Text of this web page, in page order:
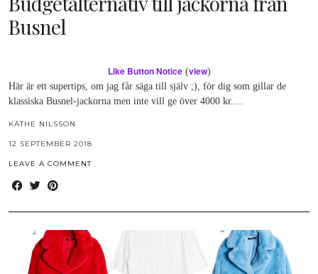
Busnel
Like Button Notice(view)
Här är ett supertips, om jag får säga till själv ;), för dig som gillar de
klassiska Busnel-jackorna men inte vill ge över 4000 kr.…
KÄTHE NILSSON
12 SEPTEMBER 2018
LEAVE A COMMENT